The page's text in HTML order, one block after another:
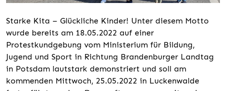
Starke Kita – Glückliche Kinder! Unter diesem Motto
wurde bereits am 18.05.2022 auf einer
Protestkundgebung vom Ministerium für Bildung,
Jugend und Sport in Richtung Brandenburger Landtag
in Potsdam lautstark demonstriert und soll am
kommenden Mittwoch, 25.05.2022 in Luckenwalde